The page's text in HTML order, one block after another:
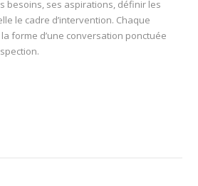
besoins, ses aspirations, définir les
le cadre d’intervention. Chaque
forme d’une conversation ponctuée